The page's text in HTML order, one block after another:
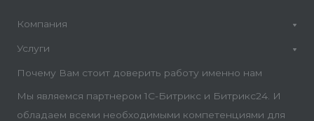
Компания
Услуги
Почему Вам стоит доверить работу именно нам
Мы являемся партнером 1С-Битрикс и Битрикс24. И
обладаем всеми необходимыми компетенциями для